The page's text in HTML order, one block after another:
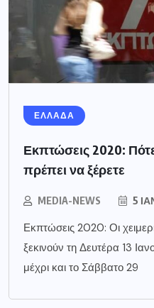
ΕΛΛΑΔΑ
Εκπτώσεις 2020:
πρέπει να ξέρετε
MEDIA-NEWS 5
Εκπτώσεις 2020: Οι
ξεκινούν τη Δευτέρα 13
μέχρι και το Σάββατο 29